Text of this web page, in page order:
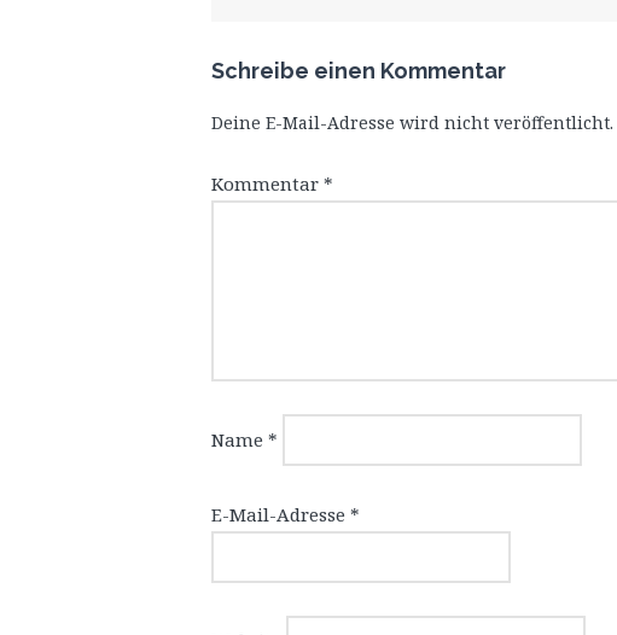
Schreibe einen Kommentar
Deine E-Mail-Adresse wird nicht veröffentlicht.
Kommentar *
Name *
E-Mail-Adresse *